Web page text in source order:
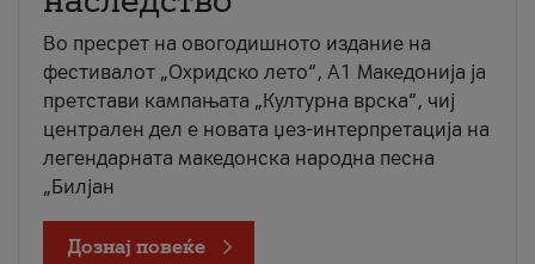
Во пресрет на овогодишното издание на
фестивалот „Охридско лето“, А1 Македонија ја
претстави кампањата „Културна врска“, чиј
централен дел е новата џез-интерпретација на
легендарната македонска народна песна
„Билјан
Дознај повеќе